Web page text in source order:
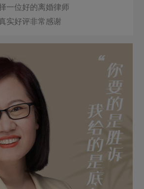
一位好的离婚律师
实好评非常感谢